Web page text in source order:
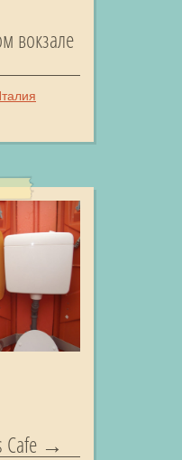
вокзале